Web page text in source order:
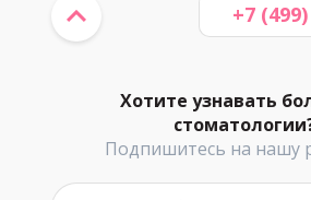
Хотите узнавать
Подпишитесь на нашу
+7